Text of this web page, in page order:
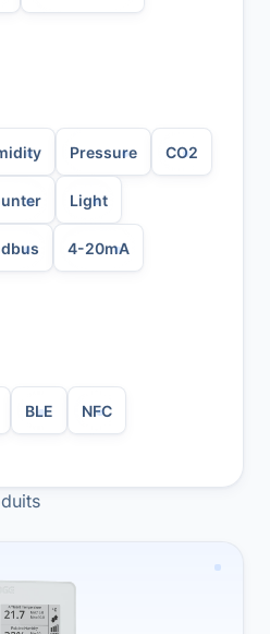
Pressure CO2
Light
4-20mA
BLE NFC